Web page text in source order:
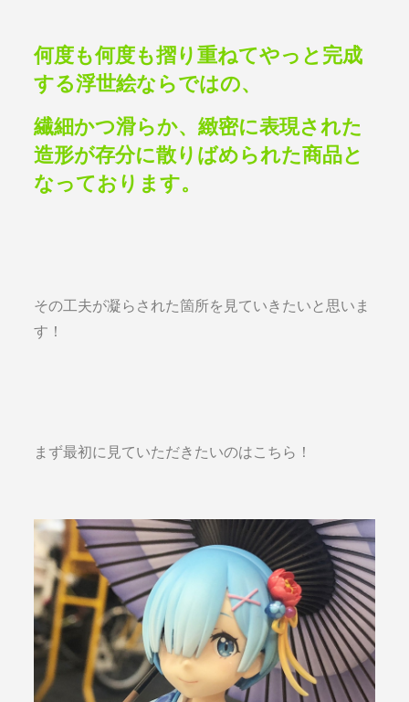
何度も何度も摺り重ねてやっと完成
する浮世絵ならではの、
繊細かつ滑らか、緻密に表現された
造形が存分に散りばめられた商品と
なっております。
その工夫が凝らされた箇所を見ていきたいと思いま
す！
まず最初に見ていただきたいのはこちら！